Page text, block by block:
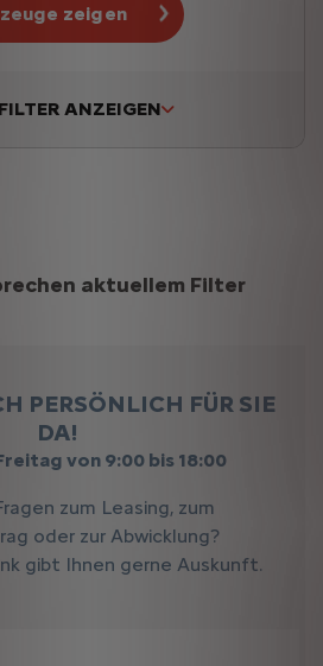
zeigen
ANZEIGEN
aktuellem Filter
PERSÖNLICH FÜR SIE
DA!
von 9:00 bis 18:00
zum Leasing, zum
oder zur Abwicklung?
gibt Ihnen gerne Auskunft.